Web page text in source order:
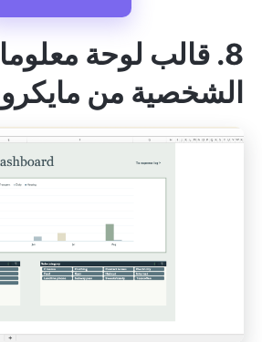
8. قالب لوحة
الشخصية من